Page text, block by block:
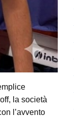
la società
l’avvento